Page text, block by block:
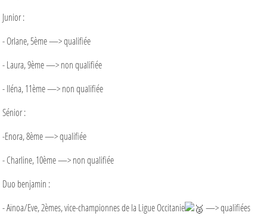
Junior :
- Orlane, 5ème —> qualifiée
- Laura, 9ème —> non qualifiée
- Iléna, 11ème —> non qualifiée
Sénior :
-Enora, 8ème —> qualifiée
- Charline, 10ème —> non qualifiée
Duo benjamin :
- Aïnoa/Eve, 2èmes, vice-championnes de la Ligue Occitanie
—> qualifiées